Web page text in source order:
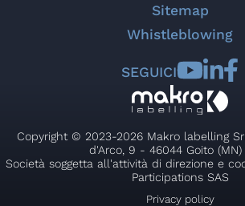
Sitemap
Whistleblowing
SEGUICI
Copyright © 2023-2026 Makro labelling
d'Arco, 9 - 46044 Goito (MN)
Società soggetta all'attività di direzione e
Participations SAS
Privacy policy